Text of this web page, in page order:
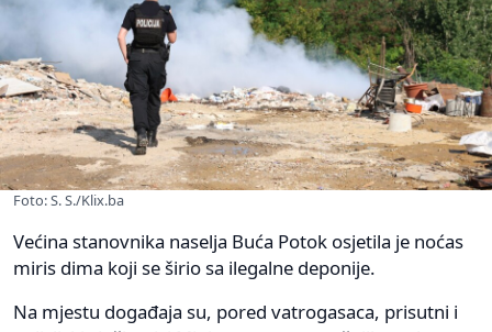
Foto: S. S./Klix.ba
Većina stanovnika naselja Buća Potok osjetila je noćas
miris dima koji se širio sa ilegalne deponije.
Na mjestu događaja su, pored vatrogasaca, prisutni i